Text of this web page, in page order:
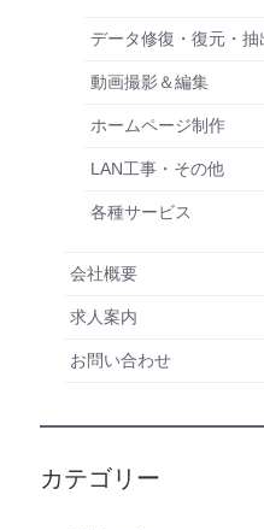
データ修復・復元・抽
動画撮影＆編集
ホームページ制作
LAN工事・その他
各種サービス
会社概要
求人案内
お問い合わせ
カテゴリー